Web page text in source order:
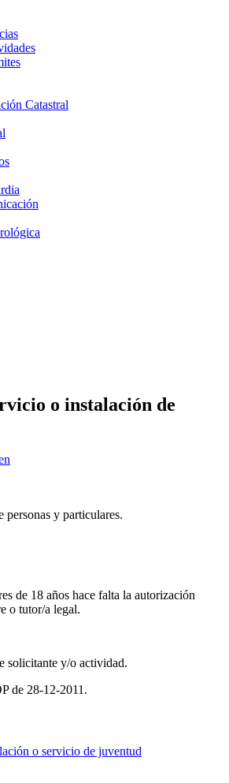
Catastral
o instalación de
personas y particulares.
de 18 años hace falta la autorización
o tutor/a legal.
solicitante y/o actividad.
de 28-12-2011.
o servicio de juventud